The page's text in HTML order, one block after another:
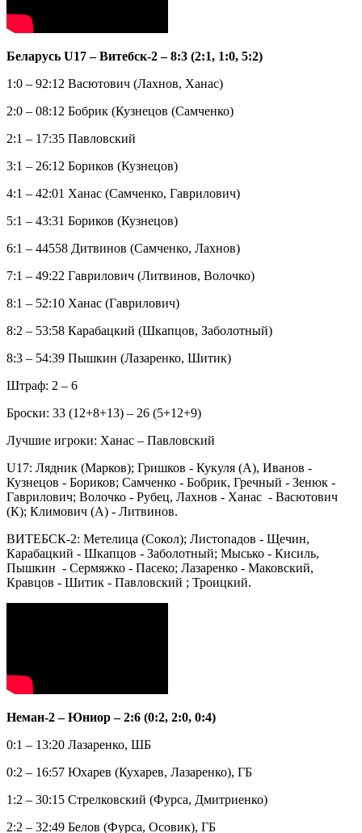
Беларусь U17 – Витебск-2 – 8:3 (2:1, 1:0, 5:2)
1:0 – 92:12 Васютович (Лахнов, Ханас)
2:0 – 08:12 Бобрик (Кузнецов (Самченко)
2:1 – 17:35 Павловский
3:1 – 26:12 Бориков (Кузнецов)
4:1 – 42:01 Ханас (Самченко, Гаврилович)
5:1 – 43:31 Бориков (Кузнецов)
6:1 – 44558 Дитвинов (Самченко, Лахнов)
7:1 – 49:22 Гаврилович (Литвинов, Волочко)
8:1 – 52:10 Ханас (Гаврилович)
8:2 – 53:58 Карабацкий (Шкапцов, Заболотный)
8:3 – 54:39 Пышкин (Лазаренко, Шитик)
Штраф: 2 – 6
Броски: 33 (12+8+13) – 26 (5+12+9)
Лучшие игроки: Ханас – Павловский
U17: Лядник (Марков); Гришков - Кукуля (А), Иванов -
Кузнецов - Бориков; Самченко - Бобрик, Гречный - Зенюк -
Гаврилович; Волочко - Рубец, Лахнов - Ханас - Васютович
(К); Климович (А) - Литвинов.
ВИТЕБСК-2: Метелица (Сокол); Листопадов - Щечин,
Карабацкий - Шкапцов - Заболотный; Мысько - Кисиль,
Пышкин - Сермяжко - Пасеко; Лазаренко - Маковский,
Кравцов - Шитик - Павловский ; Троицкий.
Неман-2 – Юниор – 2:6 (0:2, 2:0, 0:4)
0:1 – 13:20 Лазаренко, ШБ
0:2 – 16:57 Юхарев (Кухарев, Лазаренко), ГБ
1:2 – 30:15 Стрелковский (Фурса, Дмитриенко)
2:2 – 32:49 Белов (Фурса, Осовик), ГБ